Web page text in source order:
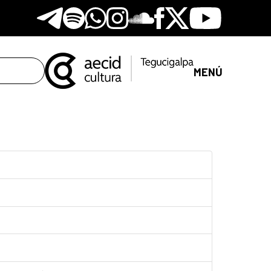
Telegram
SpotifyWhatsapp
Instagram
Soundclore
Facebook
X Youtube
MENÚ